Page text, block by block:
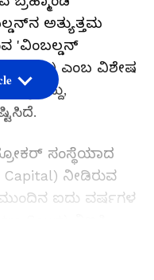
ಅತ್ಯುತ್ತಮ
'ವಿಂಬಲ್ಡನ್
ಎಂಬ ವಿಶೇಷ
ಸಂಸ್ಥೆಯಾದ
ನೀಡಿರುವ
ಐದು ವರ್ಷಗಳ